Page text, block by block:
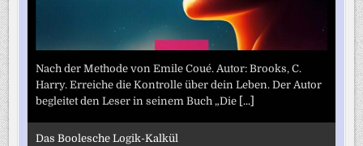
Nach der Methode von Emile Coué. Autor: Brooks, C.
Harry. Erreiche die Kontrolle über dein Leben. Der Autor
begleitet den Leser in seinem Buch „Die [...]
Das Boolesche Logik-Kalkül